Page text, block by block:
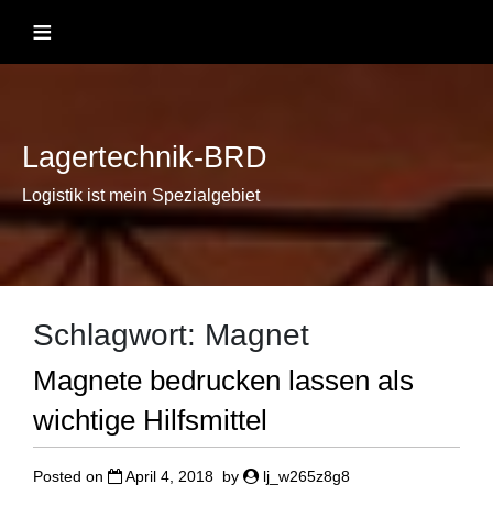
content
≡
Lagertechnik-BRD
Logistik ist mein Spezialgebiet
Schlagwort: Magnet
Magnete bedrucken lassen als
wichtige Hilfsmittel
Posted on April 4, 2018 by lj_w265z8g8